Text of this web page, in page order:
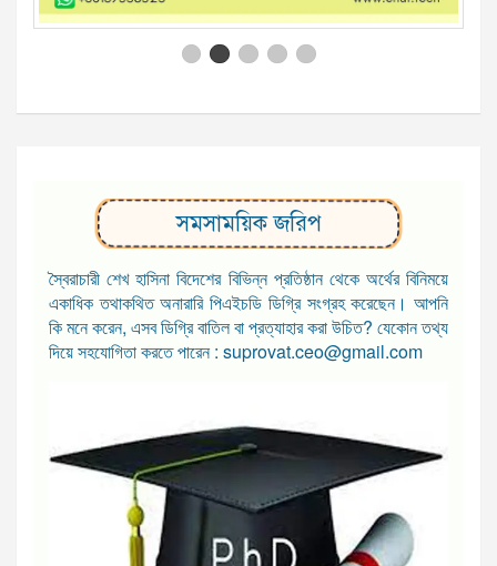
সমসাময়িক জরিপ
স্বৈরাচারী শেখ হাসিনা বিদেশের বিভিন্ন প্রতিষ্ঠান থেকে অর্থের বিনিময়ে
একাধিক তথাকথিত অনারারি পিএইচডি ডিগ্রি সংগ্রহ করেছেন। আপনি
কি মনে করেন, এসব ডিগ্রি বাতিল বা প্রত্যাহার করা উচিত? যেকোন তথ্য
দিয়ে সহযোগিতা করতে পারেন : suprovat.ceo@gmail.com